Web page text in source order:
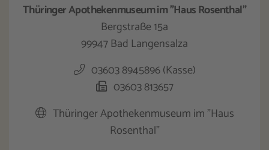
Thüringer Apothekenmuseum im "Haus Rosenthal"
Bergstraße 15a
99947 Bad Langensalza
03603 8945896 (Kasse)
03603 813657
Thüringer Apothekenmuseum im "Haus
Rosenthal"